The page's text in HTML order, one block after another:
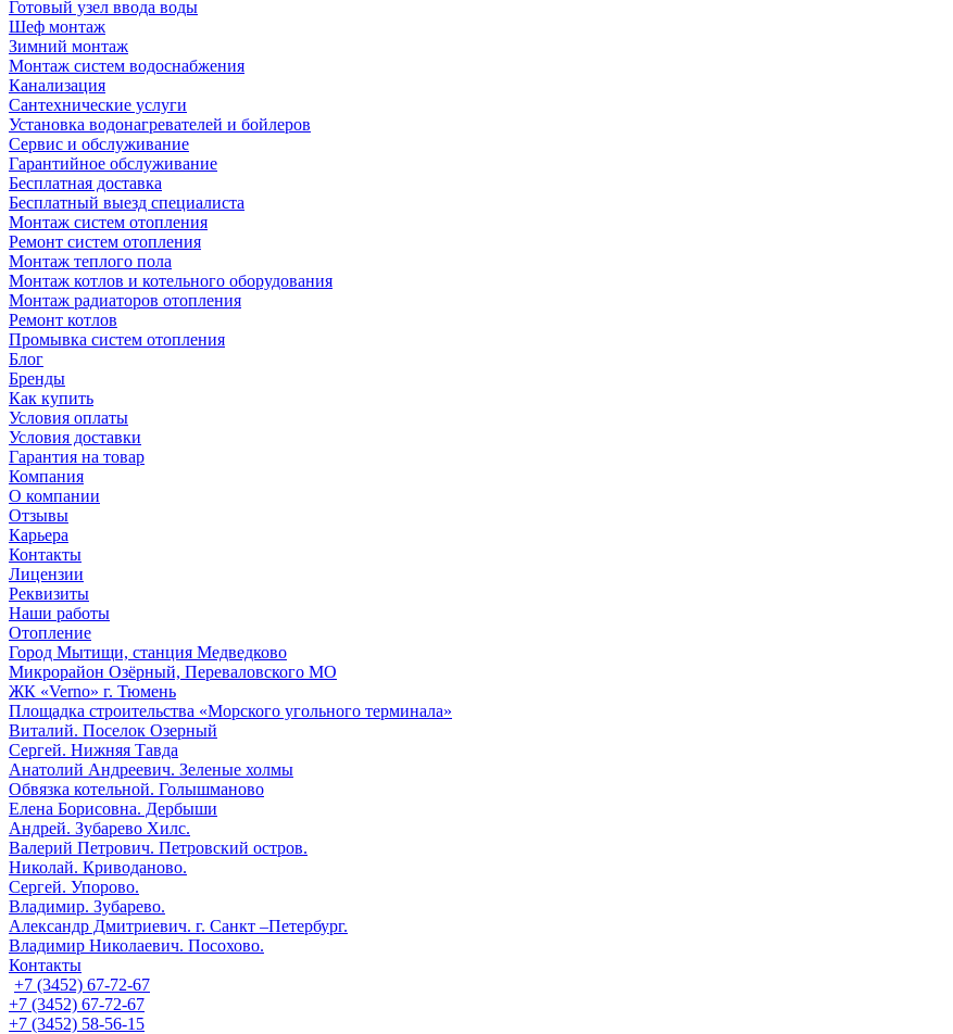
Готовый узел ввода воды
Шеф монтаж
Зимний монтаж
Монтаж систем водоснабжения
Канализация
Сантехнические услуги
Установка водонагревателей и бойлеров
Сервис и обслуживание
Гарантийное обслуживание
Бесплатная доставка
Бесплатный выезд специалиста
Монтаж систем отопления
Ремонт систем отопления
Монтаж теплого пола
Монтаж котлов и котельного оборудования
Монтаж радиаторов отопления
Ремонт котлов
Промывка систем отопления
Блог
Бренды
Как купить
Условия оплаты
Условия доставки
Гарантия на товар
Компания
О компании
Отзывы
Карьера
Контакты
Лицензии
Реквизиты
Наши работы
Отопление
Город Мытищи, станция Медведково
Микрорайон Озёрный, Переваловского МО
ЖК «Verno» г. Тюмень
Площадка строительства «Морского угольного терминала»
Виталий. Поселок Озерный
Сергей. Нижняя Тавда
Анатолий Андреевич. Зеленые холмы
Обвязка котельной. Голышманово
Елена Борисовна. Дербыши
Андрей. Зубарево Хилс.
Валерий Петрович. Петровский остров.
Николай. Криводаново.
Сергей. Упорово.
Владимир. Зубарево.
Александр Дмитриевич. г. Санкт –Петербург.
Владимир Николаевич. Посохово.
Контакты
+7 (3452) 67-72-67
+7 (3452) 67-72-67
+7 (3452) 58-56-15